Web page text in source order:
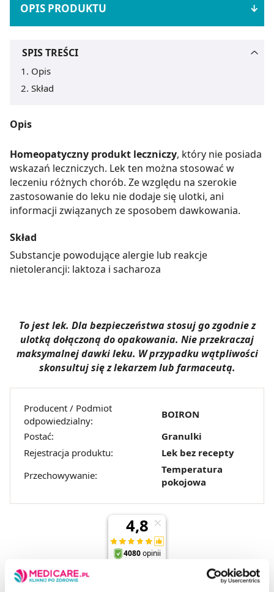
OPIS PRODUKTU
SPIS TREŚCI
Opis
Skład
Opis
Homeopatyczny produkt leczniczy, który nie posiada
wskazań leczniczych. Lek ten można stosować w
leczeniu różnych chorób. Ze względu na szerokie
zastosowanie do leku nie dodaje się ulotki, ani
informacji związanych ze sposobem dawkowania.
Skład
Substancje powodujące alergie lub reakcje
nietolerancji: laktoza i sacharoza
To jest lek. Dla bezpieczeństwa stosuj go zgodnie z
ulotką dołączoną do opakowania. Nie przekraczaj
maksymalnej dawki leku. W przypadku wątpliwości
skonsultuj się z lekarzem lub farmaceutą.
Producent / Podmiot
odpowiedzialny:
BOIRON
Postać:
Granulki
Rejestracja produktu:
Lek bez recepty
Przechowywanie:
Temperatura
pokojowa